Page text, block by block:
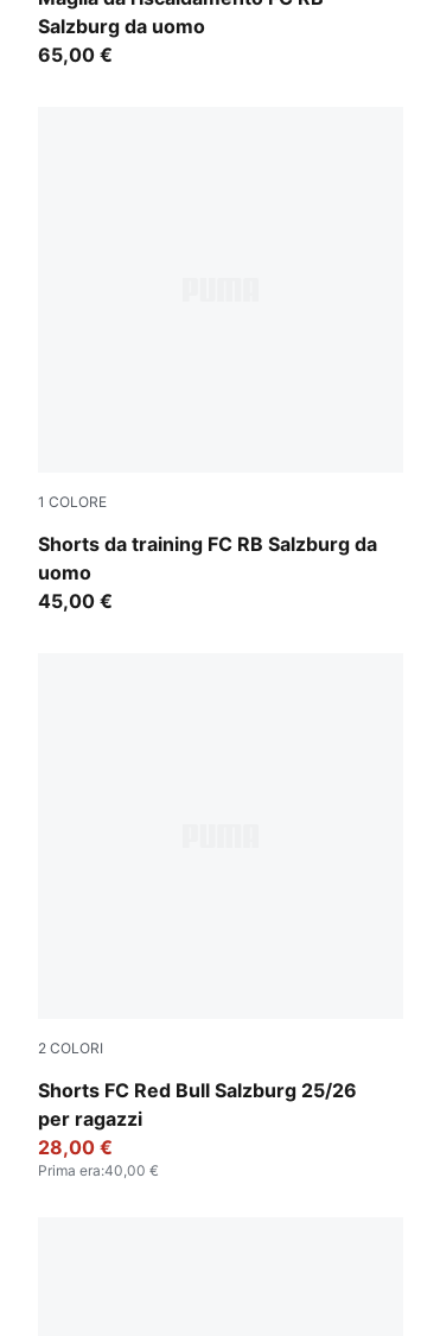
Salzburg da uomo
65,00 €
1 COLORE
Shorts da training FC RB Salzburg da
uomo
Shadow Gray-PUMA White
45,00 €
2 COLORI
Shorts FC Red Bull Salzburg 25/26
per ragazzi
PUMA Red-PUMA White
28,00 €
Prima era:40,00 €